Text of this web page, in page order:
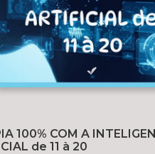
100% COM A
de 11 à 20